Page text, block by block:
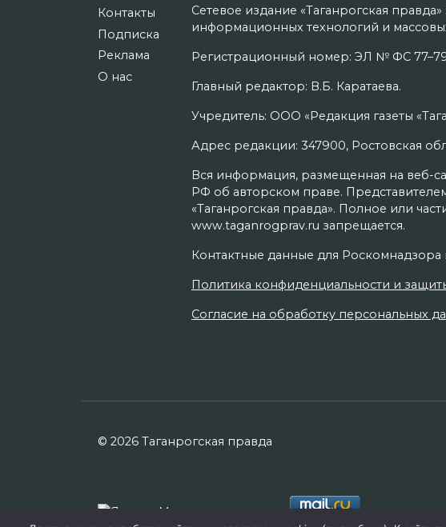
Контакты
Подписка
Реклама
О нас
Сетевое издание «Таганрогская
информационных технологий и
Регистрационный номер: ЭЛ № ФС
Главный редактор: В.Б. Каратаева.
Учредитель: ООО «Редакция газеты
Адрес редакции: 347900, Ростовская
Вся информация, размещенная на веб-
РФ об авторском праве.
«Таганрогская правда». Полное или
www.taganrogprav.ru запрещается.
Контактные данные для Роскомнадзора
Политика конфиденциальности и
Согласие на обработку персональных
© 2026 Таганрогская правда